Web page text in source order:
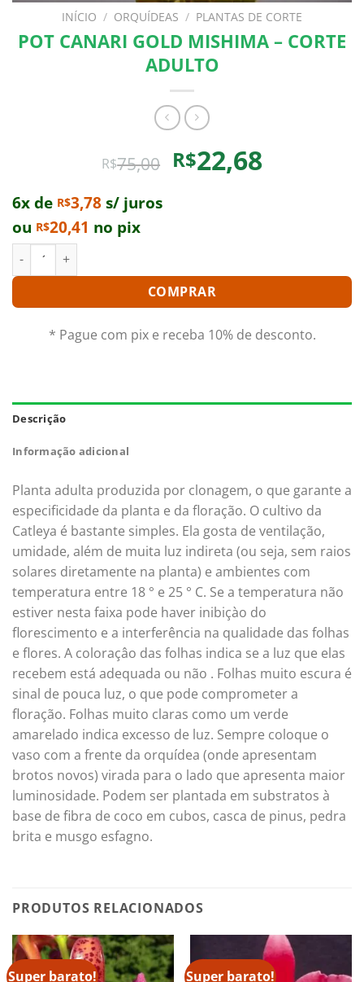
INÍCIO / ORQUÍDEAS / PLANTAS DE CORTE
POT CANARI GOLD MISHIMA – CORTE
ADULTO
R$75,00 O
preço
R$22,68O
preço
6x de R$3,78s/ juros
ou R$20,41 no pix
POT CANARI GOLD MISHIMA - CORTE ADULTO quantidade
COMPRAR
* Pague com pix e receba 10% de desconto.
Descrição
Informação adicional
Planta adulta produzida por clonagem, o que garante a
especificidade da planta e da floração. O cultivo da
Catleya é bastante simples. Ela gosta de ventilação,
umidade, além de muita luz indireta (ou seja, sem raios
solares diretamente na planta) e ambientes com
temperatura entre 18 ° e 25 ° C. Se a temperatura não
estiver nesta faixa pode haver inibiçào do
florescimento e a interferência na qualidade das folhas
e flores. A coloraçâo das folhas indica se a luz que elas
recebem está adequada ou não . Folhas muito escura é
sinal de pouca luz, o que pode comprometer a
floração. Folhas muito claras como um verde
amarelado indica excesso de luz. Sempre coloque o
vaso com a frente da orquídea (onde apresentam
brotos novos) virada para o lado que apresenta maior
luminosidade. Podem ser plantada em substratos à
base de fibra de coco em cubos, casca de pinus, pedra
brita e musgo esfagno.
PRODUTOS RELACIONADOS
Super barato! Super barato!